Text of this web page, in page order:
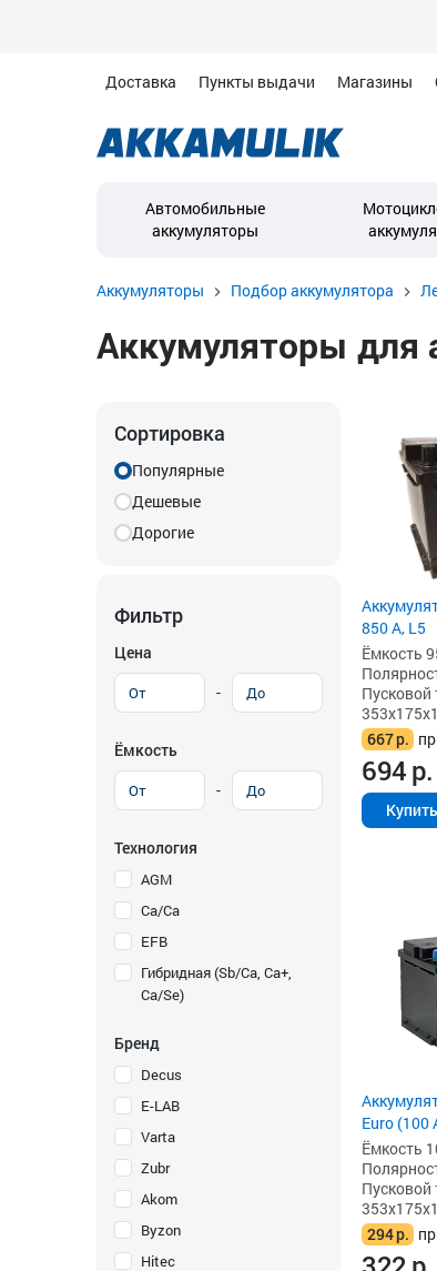
Доставка Пункты выдачи Магазины
Автомобильные
аккумуляторы
Аккумуляторы Подбор аккумулятора
Аккумуляторы для
Сортировка
Популярные
Дешевые
Дорогие
Фильтр
Цена
-
Ёмкость
-
Технология
AGM
Ca/Ca
EFB
Гибридная (Sb/Ca, Ca+,
Ca/Se)
Бренд
Decus
E-LAB
Varta
Zubr
Akom
Byzon
Hitec
850 А, L5
Ёмкость
Пусковой
667р.
694р.
Купить
Euro (100
Ёмкость
Пусковой
294р.